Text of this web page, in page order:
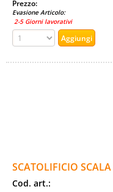
Prezzo:
Evasione Articolo:
2-5 Giorni lavorativi
SCATOLIFICIO
Cod. art.: